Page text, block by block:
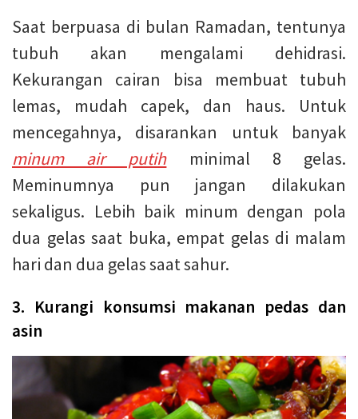
Saat berpuasa di bulan Ramadan, tentunya
tubuh akan mengalami dehidrasi.
Kekurangan cairan bisa membuat tubuh
lemas, mudah capek, dan haus. Untuk
mencegahnya, disarankan untuk banyak
minum air putihminimal 8 gelas.
Meminumnya pun jangan dilakukan
sekaligus. Lebih baik minum dengan pola
dua gelas saat buka, empat gelas di malam
hari dan dua gelas saat sahur.
3. Kurangi konsumsi makanan pedas dan
asin